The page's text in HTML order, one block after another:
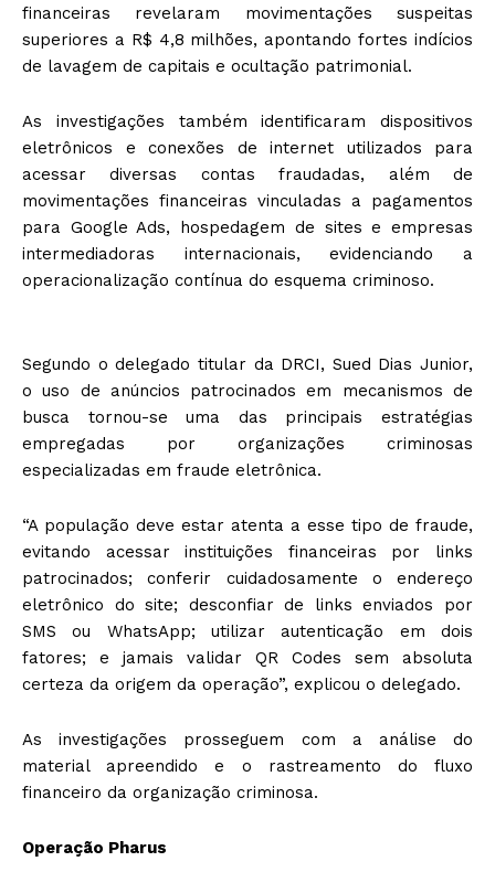
financeiras revelaram movimentações suspeitas
superiores a R$ 4,8 milhões, apontando fortes indícios
de lavagem de capitais e ocultação patrimonial.
As investigações também identificaram dispositivos
eletrônicos e conexões de internet utilizados para
acessar diversas contas fraudadas, além de
movimentações financeiras vinculadas a pagamentos
para Google Ads, hospedagem de sites e empresas
intermediadoras internacionais, evidenciando a
operacionalização contínua do esquema criminoso.
Segundo o delegado titular da DRCI, Sued Dias Junior,
o uso de anúncios patrocinados em mecanismos de
busca tornou-se uma das principais estratégias
empregadas por organizações criminosas
especializadas em fraude eletrônica.
“A população deve estar atenta a esse tipo de fraude,
evitando acessar instituições financeiras por links
patrocinados; conferir cuidadosamente o endereço
eletrônico do site; desconfiar de links enviados por
SMS ou WhatsApp; utilizar autenticação em dois
fatores; e jamais validar QR Codes sem absoluta
certeza da origem da operação”, explicou o delegado.
As investigações prosseguem com a análise do
material apreendido e o rastreamento do fluxo
financeiro da organização criminosa.
Operação Pharus